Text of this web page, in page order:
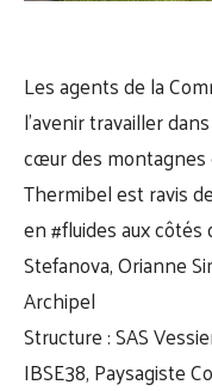
Les agents de la
l’avenir travailler
cœur des montagnes
Thermibelest ravis
en#fluidesaux côtés
Stefanova,Orianne
Archipel
Structure : SAS
IBSE38, Paysagiste